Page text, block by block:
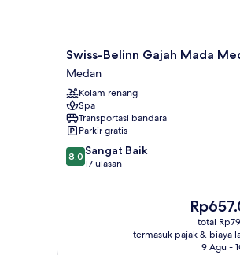
Swiss-
Belinn
Gajah
Mada
Medan
Medan
Swiss-Belinn Gajah Mada
Medan
Kolam renang
Spa
Transportasi bandara
Parkir gratis
8.0
dari
8,0 Sangat Baik
17 ulasan
Harga
sekarang
total
termasuk pajak & biaya
9 Agu -